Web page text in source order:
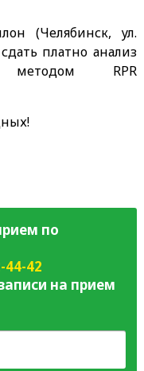
(Челябинск, ул.
платно анализ
RPR
по
44-42
на прием